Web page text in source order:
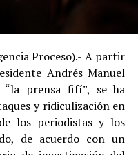
Proceso).- A partir
Andrés Manuel
prensa fifí”, se ha
y ridiculización en
los periodistas y los
de acuerdo con un